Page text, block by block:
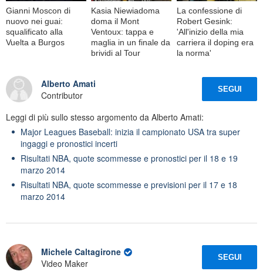
Gianni Moscon di
nuovo nei guai:
squalificato alla
Vuelta a Burgos
Kasia Niewiadoma
doma il Mont
Ventoux: tappa e
maglia in un finale da
brividi al Tour
La confessione di
Robert Gesink:
'All'inizio della mia
carriera il doping era
la norma'
Alberto Amati
Contributor
SEGUI
Leggi di più sullo stesso argomento da Alberto Amati:
Major Leagues Baseball: inizia il campionato USA tra super
ingaggi e pronostici incerti
Risultati NBA, quote scommesse e pronostici per il 18 e 19
marzo 2014
Risultati NBA, quote scommesse e previsioni per il 17 e 18
marzo 2014
Michele Caltagirone
Video Maker
SEGUI